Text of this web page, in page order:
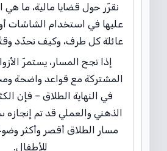
نقرّر حول قضايا مالية، ما هي
عليها في استخدام الشاشات
عائلة كل طرف، وكيف نحدّد
إذا نجح المسار، يستمرّ
المشتركة مع قواعد واضحة
في النهاية الطلاق – فإن
الذهني والعملي قد تم
مسار الطلاق أقصر وأكثر
للأطفال.